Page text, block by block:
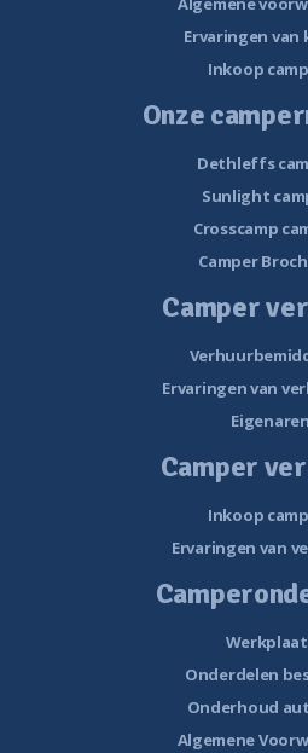
Ervaringen van
Inkoop
Onze
Dethleffs
Sunlight
Crosscamp
Camper
Camper
Ervaringen van
Eigenaren
Camper
Inkoop
Ervaringen van
Onderdelen
Onderhoud
Algemene